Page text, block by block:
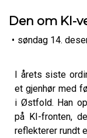
Den om KI-
• søndag 14.
I årets siste
et gjenhør med
i Østfold. Han
på KI-fronten,
reflekterer rundt